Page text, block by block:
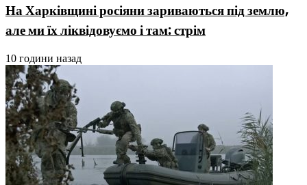
На Харківщині росіяни зариваються під землю,
але ми їх ліквідовуємо і там: стрім
10 години назад